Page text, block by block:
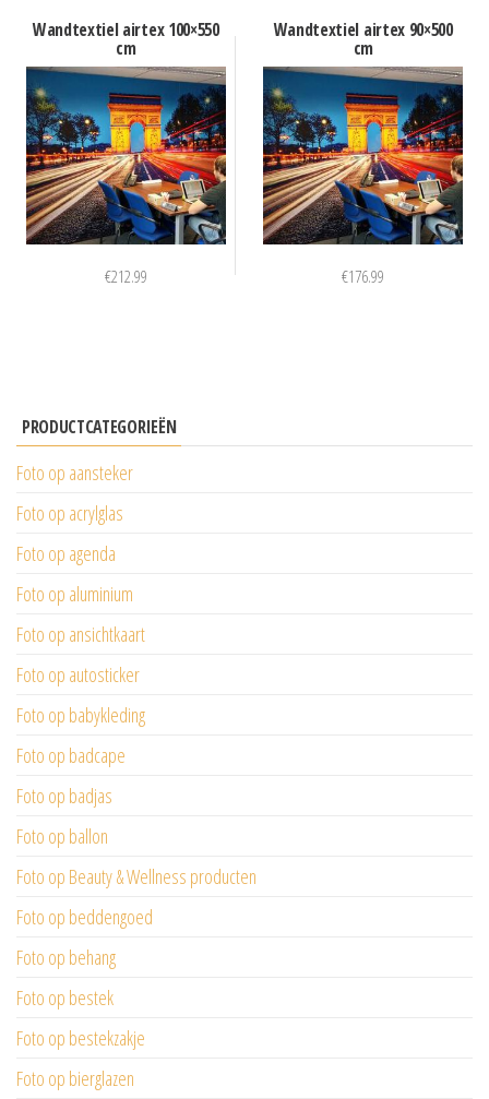
Wandtextiel airtex 100×550
cm
€212.99
Wandtextiel airtex 90×500
cm
€176.99
PRODUCTCATEGORIEËN
Foto op aansteker
Foto op acrylglas
Foto op agenda
Foto op aluminium
Foto op ansichtkaart
Foto op autosticker
Foto op babykleding
Foto op badcape
Foto op badjas
Foto op ballon
Foto op Beauty & Wellness producten
Foto op beddengoed
Foto op behang
Foto op bestek
Foto op bestekzakje
Foto op bierglazen